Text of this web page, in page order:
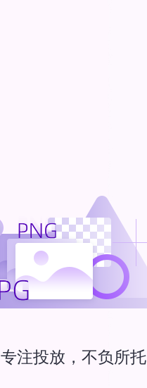
专注投放，不负所托